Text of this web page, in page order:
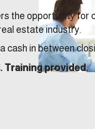
the opportunity for
estate industry.
cash in between
Training provided.